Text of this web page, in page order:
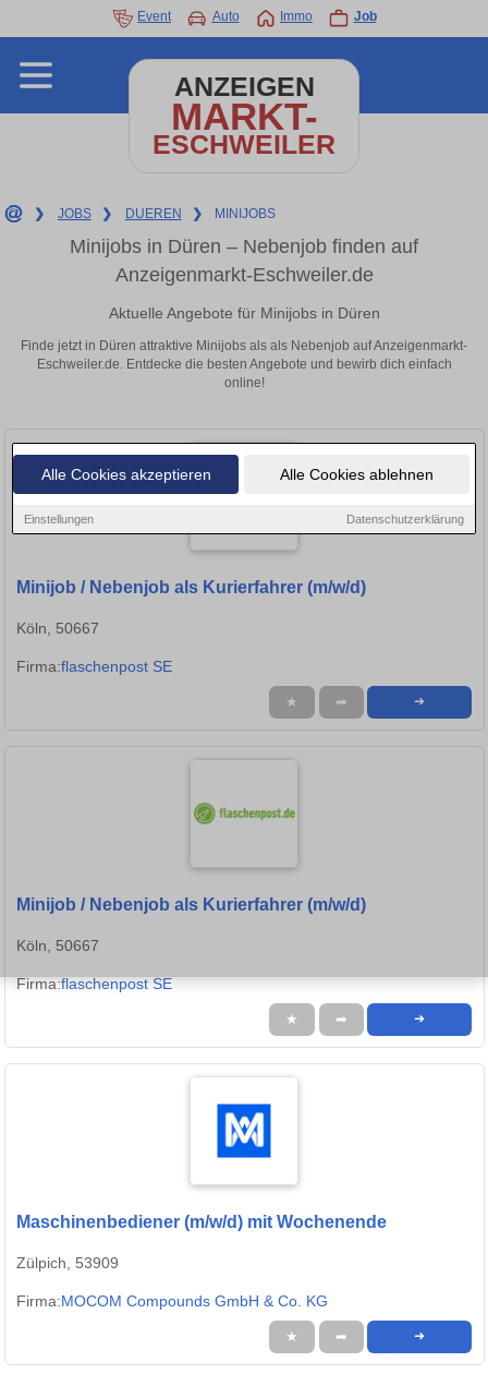
Alle Cookies akzeptieren Alle Cookies ablehnen
Einstellungen Datenschutzerklärung
Event Auto Immo Job
ANZEIGEN
MARKT-
ESCHWEILER
❯ JOBS ❯ DUEREN ❯ MINIJOBS
Minijobs in Düren – Nebenjob finden auf
Anzeigenmarkt-Eschweiler.de
Aktuelle Angebote für Minijobs in Düren
Finde jetzt in Düren attraktive Minijobs als als Nebenjob auf Anzeigenmarkt-
Eschweiler.de. Entdecke die besten Angebote und bewirb dich einfach
online!
Minijob / Nebenjob als Kurierfahrer (m/w/d)
Köln, 50667
Firma:flaschenpost SE
★ ➦ ➜
Minijob / Nebenjob als Kurierfahrer (m/w/d)
Köln, 50667
Firma:flaschenpost SE
★ ➦ ➜
Maschinenbediener (m/w/d) mit Wochenende
Zülpich, 53909
Firma:MOCOM Compounds GmbH & Co. KG
★ ➦ ➜